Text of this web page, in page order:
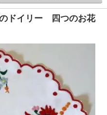
ドイリー 四つのお花